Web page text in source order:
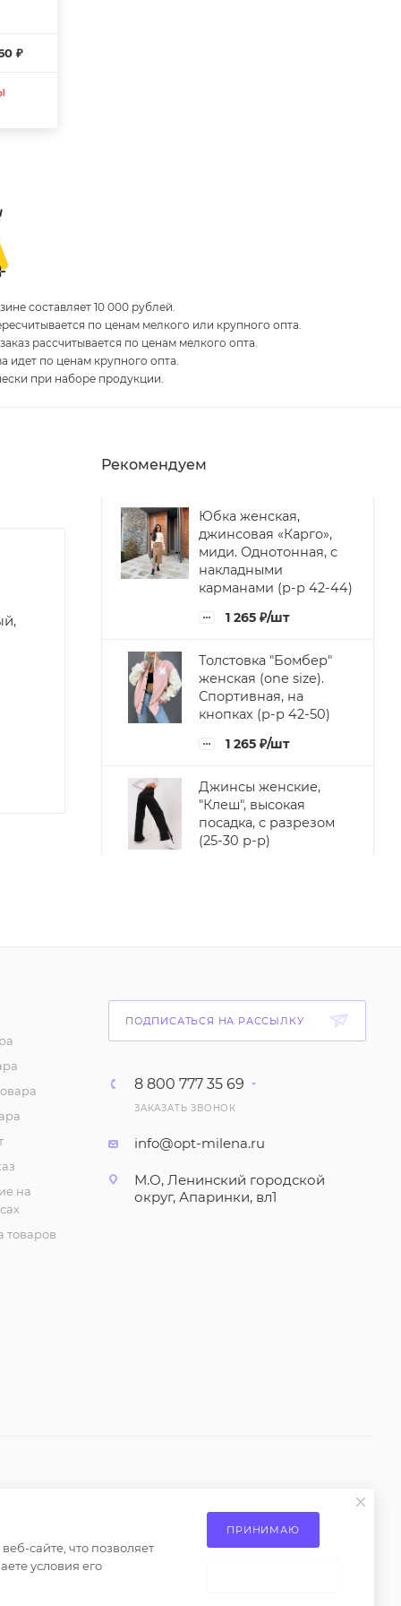
₽
составляет 10 000 рублей.
по ценам мелкого или крупного опта.
рассчитывается по ценам мелкого опта.
идет по ценам крупного опта.
при наборе продукции.
Рекомендуем
Юбка женская,
джинсовая «Карго»,
миди. Однотонная, с
накладными
карманами (р-р 42-44)
1 265 ₽/шт
Толстовка "Бомбер"
женская (one size).
Спортивная, на
кнопках (р-р 42-50)
1 265 ₽/шт
Джинсы женские,
"Клеш", высокая
посадка, с разрезом
(25-30 р-р)
Платье женское
"Комбинация",
бретелях. Миди, А-
силуэт (р-р 46-52)
женская.
Ассиметричная, с
Платье женское,
шифоновое. С
рукавами-фонариками.
на
товаров
ПОДПИСАТЬСЯ НА РАССЫЛКУ
8 800 777 35 69
ЗАКАЗАТЬ ЗВОНОК
info@opt-milena.ru
М.О, Ленинский городской
округ, Апаринки, вл1
пункта 2 статьи 437 Гражданского кодекса
при наличии письменного разрешения
сайте, что позволяет
условия его
ПРИНИМАЮ